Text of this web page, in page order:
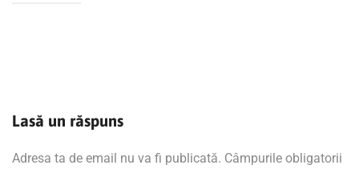
Lasă un răspuns
Adresa ta de email nu va fi publicată. Câmpurile obligatorii